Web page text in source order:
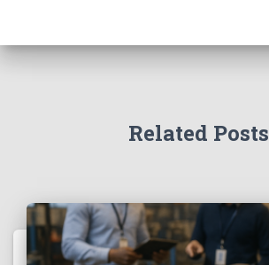
Related Posts